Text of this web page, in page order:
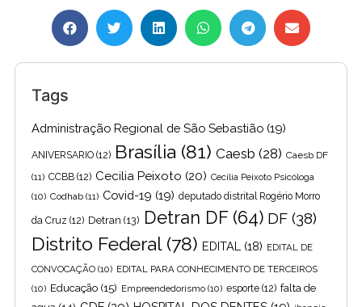
Tags
Administração Regional de São Sebastião (19)
ANIVERSARIO (12) Brasília (81) Caesb (28) Caesb DF
(11) CCBB (12) Cecilia Peixoto (20) Cecília Peixoto Psicóloga
(10) Codhab (11) Covid-19 (19) deputado distrital Rogério Morro
da Cruz (12) Detran (13) Detran DF(64) DF (38)
Distrito Federal(78) EDITAL (18) EDITAL DE
CONVOCAÇÃO (10) EDITAL PARA CONHECIMENTO DE TERCEIROS
(10) Educação (15) Empreendedorismo (10) esporte (12) falta de